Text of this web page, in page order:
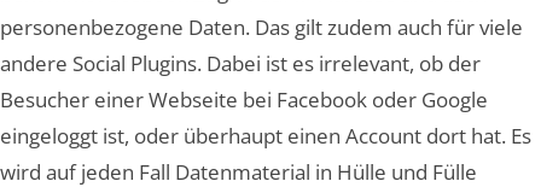
personenbezogene Daten. Das gilt zudem auch für viele
andere Social Plugins. Dabei ist es irrelevant, ob der
Besucher einer Webseite bei Facebook oder Google
eingeloggt ist, oder überhaupt einen Account dort hat. Es
wird auf jeden Fall Datenmaterial in Hülle und Fülle